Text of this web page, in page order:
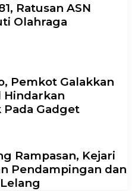
Ratusan ASN
Olahraga
Pemkot Galakkan
Hindarkan
Gadget
Rampasan, Kejari
Pendampingan dan